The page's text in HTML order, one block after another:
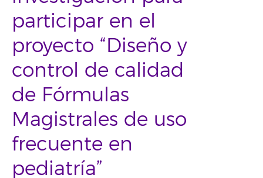
participar en el
proyecto “Diseño y
control de calidad
de Fórmulas
Magistrales de uso
frecuente en
pediatría”